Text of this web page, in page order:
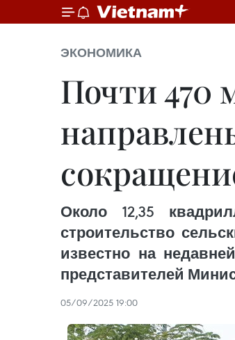
ЭКОНОМИКА
Почти 470
Около 12,35
строительство
известно на
представителей
05/09/2025 19:00